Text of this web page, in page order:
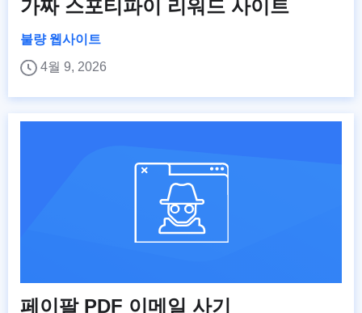
가짜 스포티파이 리워드 사이트
불량 웹사이트
4월 9, 2026
페이팔 PDF 이메일 사기